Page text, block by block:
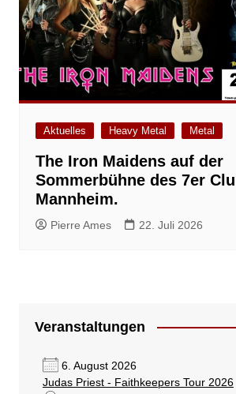
Aktuelles Heavy Metal Metal
The Iron Maidens auf der
Sommerbühne des 7er
Mannheim.
Pierre Ames 22. Juli 2026
Veranstaltungen
6. August 2026
Judas Priest - Faithkeepers Tour 2026